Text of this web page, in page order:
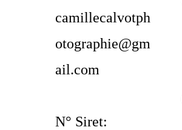
camillecalvotph
otographie@gm
ail.com
N° Siret: